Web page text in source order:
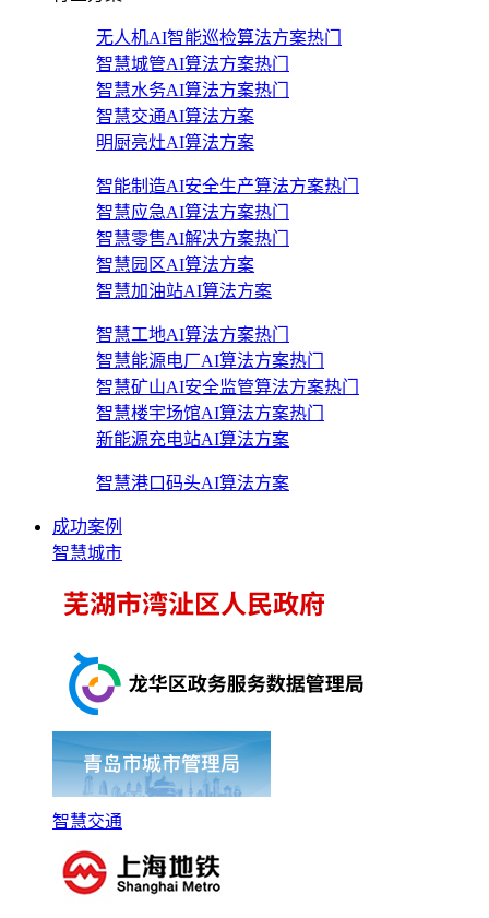
无人机AI智能巡检算法方案热门
智慧城管AI算法方案热门
智慧水务AI算法方案热门
智慧交通AI算法方案
明厨亮灶AI算法方案
智能制造AI安全生产算法方案热门
智慧应急AI算法方案热门
智慧零售AI解决方案热门
智慧园区AI算法方案
智慧加油站AI算法方案
智慧工地AI算法方案热门
智慧能源电厂AI算法方案热门
智慧矿山AI安全监管算法方案热门
智慧楼宇场馆AI算法方案热门
新能源充电站AI算法方案
智慧港口码头AI算法方案
成功案例
智慧城市
智慧交通